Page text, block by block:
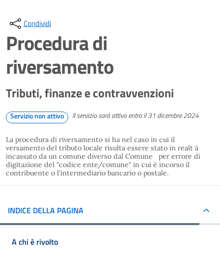
Condividi
Procedura di
riversamento
Tributi, finanze e contravvenzioni
Servizio non attivo Il servizio sarà attivo entro il 31 dicembre 2024
La procedura di riversamento si ha nel caso in cui il
versamento del tributo locale risulta essere stato in realt à
incassato da un comune diverso dal Comune per errore di
digitazione del "codice ente/comune" in cui è incorso il
contribuente o l'intermediario bancario o postale.
INDICE DELLA PAGINA
A chi è rivolto